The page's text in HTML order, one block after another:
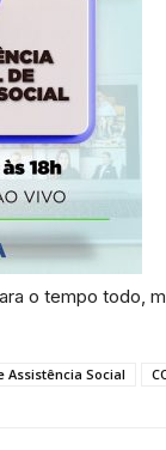
o tempo todo,
Assistência Social